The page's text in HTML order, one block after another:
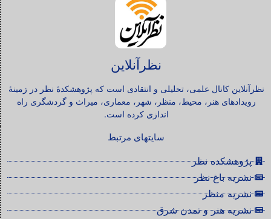
نظرآنلاین
نظرآنلاین کانال علمی، تحلیلی و انتقادی است که پژوهشکدۀ نظر در زمینۀ
رویدادهای هنر، محیط، منظر، شهر، معماری، میراث و گردشگری راه
اندازی کرده است.
سایتهای مرتبط
پژوهشکده نظر
نشریه باغ نظر
نشریه منظر
نشریه هنر و تمدن شرق